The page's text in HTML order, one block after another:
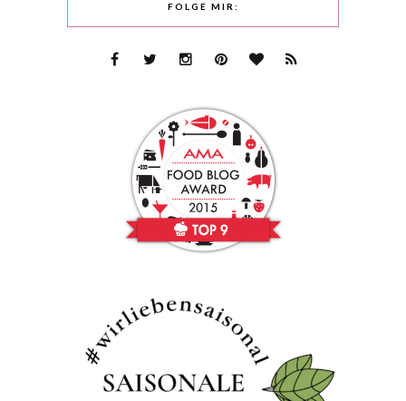
FOLGE MIR: